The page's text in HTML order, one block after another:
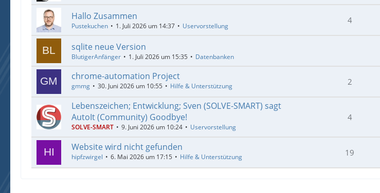
Hallo Zusammen
Pustekuchen 1. Juli 2026 um 14:37 Uservorstellung
4
sqlite neue Version
BlutigerAnfänger 1. Juli 2026 um 15:35 Datenbanken
chrome-automation Project
gmmg 30. Juni 2026 um 10:55 Hilfe & Unterstützung 2
Lebenszeichen; Entwicklung; Sven (SOLVE-SMART) sagt
AutoIt (Community) Goodbye!
SOLVE-SMART 9. Juni 2026 um 10:24 Uservorstellung
4
Website wird nicht gefunden
hipfzwirgel 6. Mai 2026 um 17:15 Hilfe & Unterstützung 19